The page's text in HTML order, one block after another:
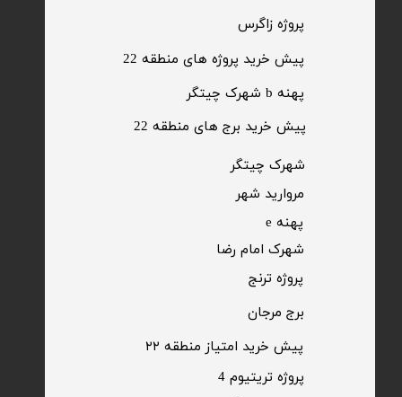
پیش خرید برج های منطقه 22
پهنه b شهرک چیتگر
پیش خرید پروژه های منطقه 22
​پروژه زاگرس
​پروژه ترنج
​شهرک چیتگر
مروارید شهر​​​​​​​
شهرک امام رضا
پهنه e
برج مرجان
پیش خرید امتیاز منطقه ۲۲​​​​​​​
پروژه تریتیوم 4